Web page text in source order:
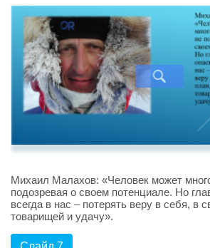
Михаил Малахов: «Человек может
подозревая о своем потенциале. Но
всегда в нас – потерять веру в себя, в
товарищей и удачу».